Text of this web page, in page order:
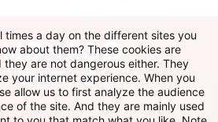
Instagram
YoutubeTikTokTwitch
times a day on the different sites you
about them? These cookies are
are not dangerous either. They
your internet experience. When you
allow us to first analyze the audience
of the site. And they are mainly used